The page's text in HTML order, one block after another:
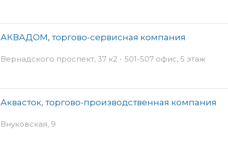
АКВАДОМ, торгово-сервисная компания
Вернадского проспект, 37 к2 - 501-507 офис, 5 этаж
Аквасток, торгово-производственная компания
Внуковская, 9